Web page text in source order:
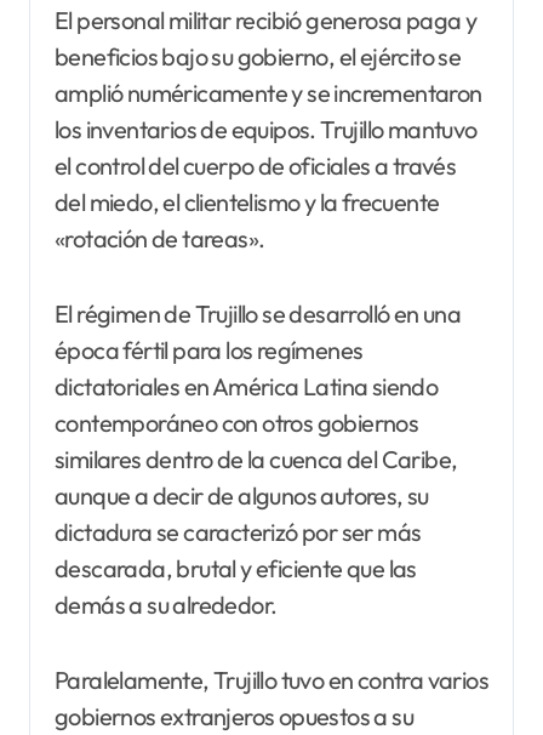
El personal militar recibió generosa paga y
beneficios bajo su gobierno, el ejército se
amplió numéricamente y se incrementaron
los inventarios de equipos. Trujillo mantuvo
el control del cuerpo de oficiales a través
del miedo, el clientelismo y la frecuente
«rotación de tareas».
El régimen de Trujillo se desarrolló en una
época fértil para los regímenes
dictatoriales en América Latina siendo
contemporáneo con otros gobiernos
similares dentro de la cuenca del Caribe,
aunque a decir de algunos autores, su
dictadura se caracterizó por ser más
descarada, brutal y eficiente que las
demás a su alrededor.
Paralelamente, Trujillo tuvo en contra varios
gobiernos extranjeros opuestos a su